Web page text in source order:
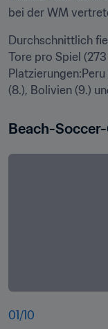
bei der WM
Durchschnittlich
Tore pro Spiel
(8.), Bolivien (9.)
Beach-
01 /10